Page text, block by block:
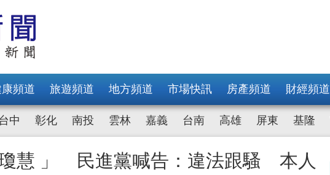
頻道 旅遊頻道 地方頻道 市場快訊 房產頻道 財經頻道
中 彰化 南投 雲林 嘉義 台南 高雄 屏東 基隆
慧 」 民進黨喊告：違法跟騷 本人